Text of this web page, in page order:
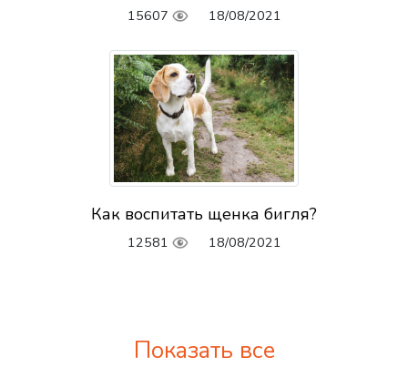
15607 18/08/2021
Как воспитать щенка бигля?
12581 18/08/2021
Показать все